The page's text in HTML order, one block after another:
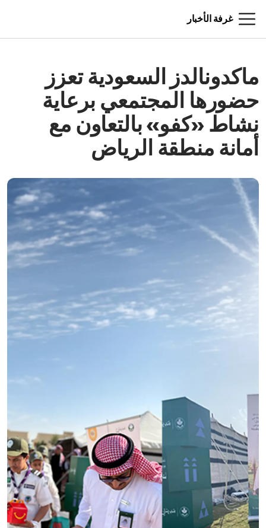
غرفة الأخبار
ماكدونالدز السعودية تعزز
حضورها المجتمعي برعاية
نشاط «كفو» بالتعاون مع
أمانة منطقة الرياض